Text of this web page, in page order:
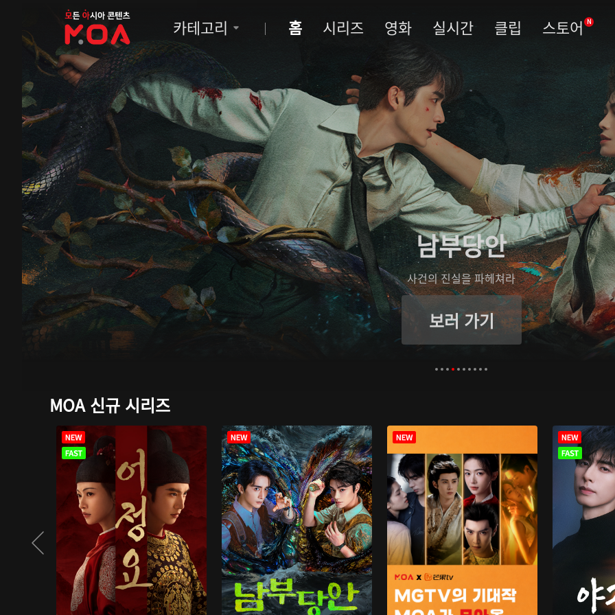
MOA
카테고리 홈 시리즈 영화 실시간 클립 스토어 N
남부당안
사건의 진실을 파헤쳐라
보러 가기
MOA 신규 시리즈